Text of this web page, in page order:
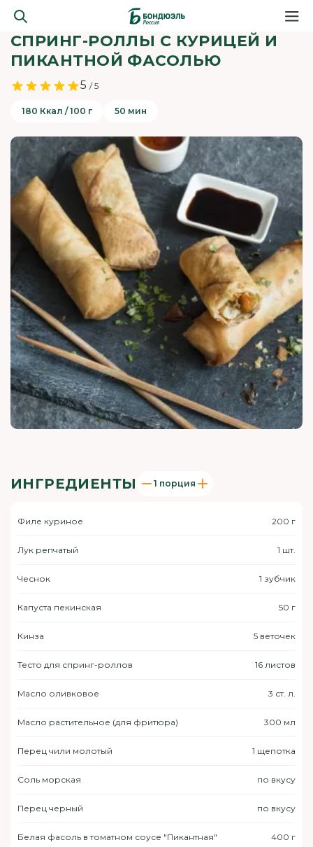
СПРИНГ-РОЛЛЫ С КУРИЦЕЙ И
ПИКАНТНОЙ ФАСОЛЬЮ
5 / 5
180 Ккал / 100 г 50 мин
ИНГРЕДИЕНТЫ 1 порция
Филе куриное 200 г
Лук репчатый 1 шт.
Чеснок 1 зубчик
Капуста пекинская 50 г
Кинза 5 веточек
Тесто для спринг-роллов 16 листов
Масло оливковое 3 ст. л.
Масло растительное (для фритюра) 300 мл
Перец чили молотый 1 щепотка
Соль морская по вкусу
Перец черный по вкусу
Белая фасоль в томатном соусе "Пикантная" 400 г